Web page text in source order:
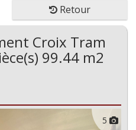
Retour
Croix Tram
99.44 m2
5